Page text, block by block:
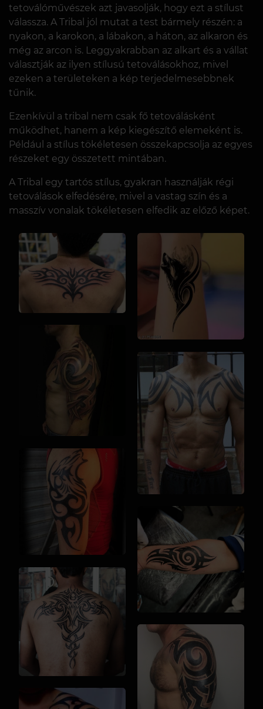
tetoválóművészek azt javasolják, hogy ezt a stílust
válassza. A Tribal jól mutat a test bármely részén: a
nyakon, a karokon, a lábakon, a háton, az alkaron és
még az arcon is. Leggyakrabban az alkart és a vállat
választják az ilyen stílusú tetoválásokhoz, mivel
ezeken a területeken a kép terjedelmesebbnek
tűnik.
Ezenkívül a tribal nem csak fő tetoválásként
működhet, hanem a kép kiegészítő elemeként is.
Például a stílus tökéletesen összekapcsolja az egyes
részeket egy összetett mintában.
A Tribal egy tartós stílus, gyakran használják régi
tetoválások elfedésére, mivel a vastag szín és a
masszív vonalak tökéletesen elfedik az előző képet.